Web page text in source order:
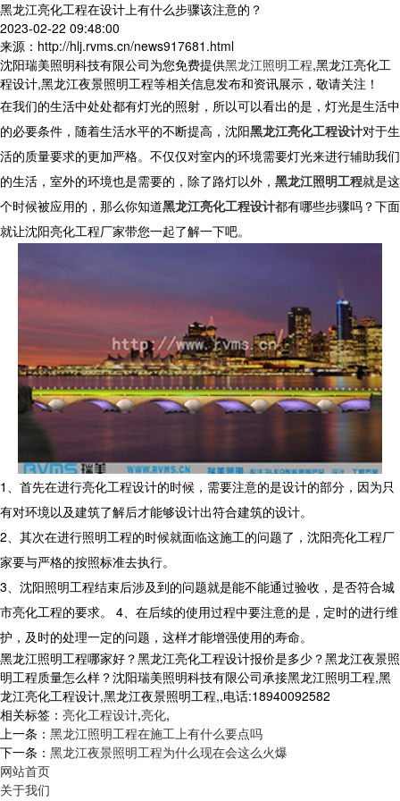
黑龙江亮化工程在设计上有什么步骤该注意的？
2023-02-22 09:48:00
来源：http://hlj.rvms.cn/news917681.html
沈阳瑞美照明科技有限公司为您免费提供黑龙江照明工程,黑龙江亮化工
程设计,黑龙江夜景照明工程等相关信息发布和资讯展示，敬请关注！
在我们的生活中处处都有灯光的照射，所以可以看出的是，灯光是生活中
的必要条件，随着生活水平的不断提高，沈阳黑龙江亮化工程设计对于生
活的质量要求的更加严格。不仅仅对室内的环境需要灯光来进行辅助我们
的生活，室外的环境也是需要的，除了路灯以外， 黑龙江照明工程就是这
个时候被应用的，那么你知道黑龙江亮化工程设计都有哪些步骤吗？下面
就让沈阳亮化工程厂家带您一起了解一下吧。
1、首先在进行亮化工程设计的时候，需要注意的是设计的部分，因为只
有对环境以及建筑了解后才能够设计出符合建筑的设计。
2、其次在进行照明工程的时候就面临这施工的问题了，沈阳亮化工程厂
家要与严格的按照标准去执行。
3、沈阳照明工程结束后涉及到的问题就是能不能通过验收，是否符合城
市亮化工程的要求。 4、在后续的使用过程中要注意的是，定时的进行维
护，及时的处理一定的问题，这样才能增强使用的寿命。
黑龙江照明工程哪家好？黑龙江亮化工程设计报价是多少？黑龙江夜景照
明工程质量怎么样？沈阳瑞美照明科技有限公司承接黑龙江照明工程,黑
龙江亮化工程设计,黑龙江夜景照明工程,,电话:18940092582
相关标签： 亮化工程设计,亮化,
上一条： 黑龙江照明工程在施工上有什么要点吗
下一条： 黑龙江夜景照明工程为什么现在会这么火爆
网站首页
关于我们